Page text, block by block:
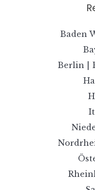
Baden
Berlin |